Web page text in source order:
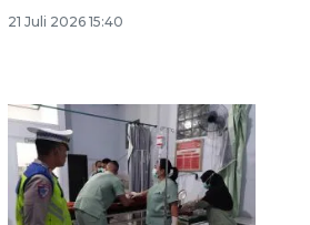
21 Juli 2026 15:40